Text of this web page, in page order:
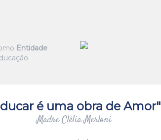
Entidade
é uma obra de Amor"
Madre Clélia Merloni